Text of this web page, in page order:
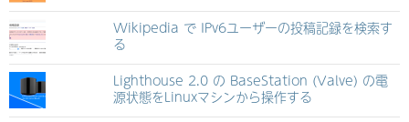
Wikipedia で IPv6ユーザーの投稿記録を検索す
る
Lighthouse 2.0 の BaseStation (Valve) の電
源状態をLinuxマシンから操作する